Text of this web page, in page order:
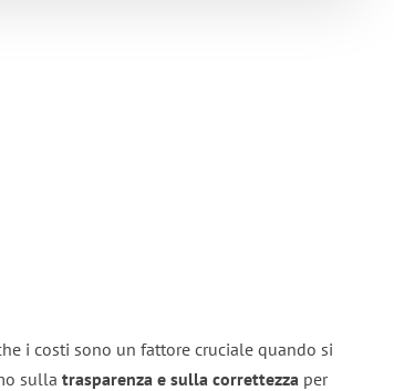
i costi sono un fattore cruciale quando si
sulla trasparenza e sulla correttezza per